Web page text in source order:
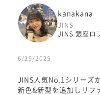
kanakana
JINS
JINS 銀座ロ
6/29/2025
JINS人気No.1シリーズ
新色&新型を追加しリフ